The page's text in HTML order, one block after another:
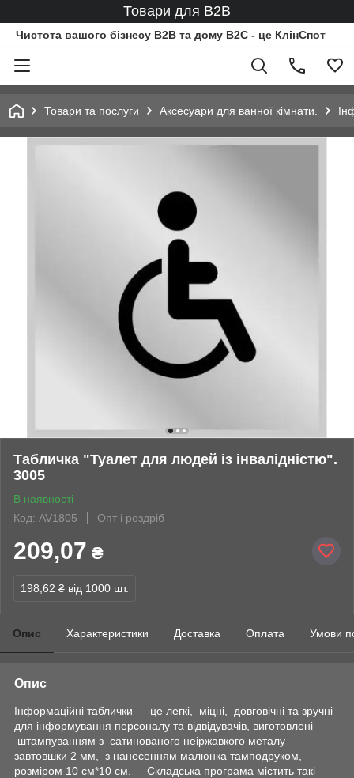
Товари для B2B
Чистота вашого бізнесу B2B та дому B2C - це КлінСпот
Товари та послуги Аксесуари для ванної кімнати.
Табличка "Туалет для людей із інвалідністю".
3005
В наявності
Код: AV1805
Опт і роздріб
209,07 ₴
198,62 ₴ від 1000 шт.
Опис Характеристики Доставка Оплата Умови
Опис
Інформаційні таблички — це легкі, міцні, довговічні та зручні
для інформування персоналу та відвідувачів, виготовлені
штампуванням з сатинованого неіржавкого металу
завтовшки 2 мм, з нанесенням малюнка тамподруком,
розміром 10 см*10 см. Складська програма містить такі